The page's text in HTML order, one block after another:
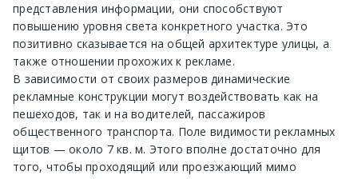
представления информации, они способствуют
повышению уровня света конкретного участка. Это
позитивно сказывается на общей архитектуре улицы, а
также отношении прохожих к рекламе.
В зависимости от своих размеров динамические
рекламные конструкции могут воздействовать как на
пешеходов, так и на водителей, пассажиров
общественного транспорта. Поле видимости рекламных
щитов — около 7 кв. м. Этого вполне достаточно для
того, чтобы проходящий или проезжающий мимо